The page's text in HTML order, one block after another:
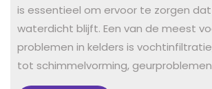
is essentieel om ervoor te zorgen
waterdicht blijft. Een van de meest
problemen in kelders is
tot schimmelvorming,